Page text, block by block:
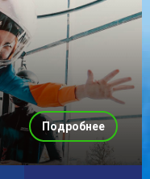
Подробнее